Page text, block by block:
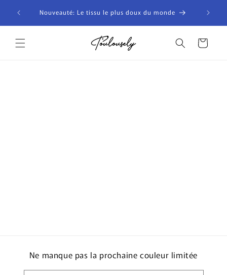
passer
contenu
Nouveauté: Le tissu le plus doux du monde
Panier
Ne manque pas la prochaine couleur limitée